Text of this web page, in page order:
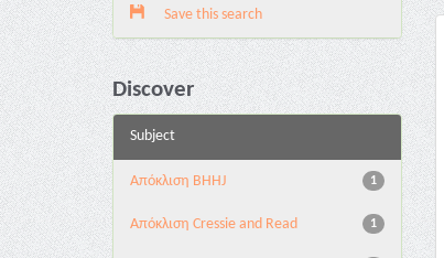
Save this search
Discover
Subject
1
Aπόκλιση BHHJ
1
Aπόκλιση Cressie and Read